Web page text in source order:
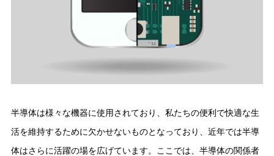
半導体は様々な機器に使用されており、私たちの便利で快適な生
活を維持するために欠かせないものとなっており、近年では半導
体はさらに活躍の場を広げています。ここでは、半導体の関係者